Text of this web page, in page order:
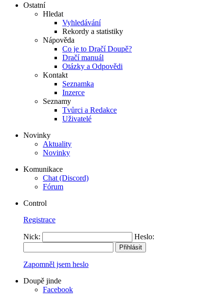
Ostatní
Hledat
Vyhledávání
Rekordy a statistiky
Nápověda
Co je to Dračí Doupě?
Dračí manuál
Otázky a Odpovědi
Kontakt
Seznamka
Inzerce
Seznamy
Tvůrci a Redakce
Uživatelé
Novinky
Aktuality
Novinky
Komunikace
Chat (Discord)
Fórum
Control
Registrace
Nick: Heslo:
Zapomněl jsem heslo
Doupě jinde
Facebook